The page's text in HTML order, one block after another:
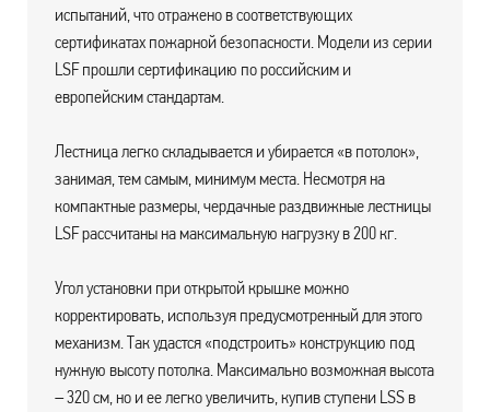
испытаний, что отражено в соответствующих
сертификатах пожарной безопасности. Модели из серии
LSF прошли сертификацию по российским и
европейским стандартам.
Лестница легко складывается и убирается «в потолок»,
занимая, тем самым, минимум места. Несмотря на
компактные размеры, чердачные раздвижные лестницы
LSF рассчитаны на максимальную нагрузку в 200 кг.
Угол установки при открытой крышке можно
корректировать, используя предусмотренный для этого
механизм. Так удастся «подстроить» конструкцию под
нужную высоту потолка. Максимально возможная высота
– 320 см, но и ее легко увеличить, купив ступени LSS в